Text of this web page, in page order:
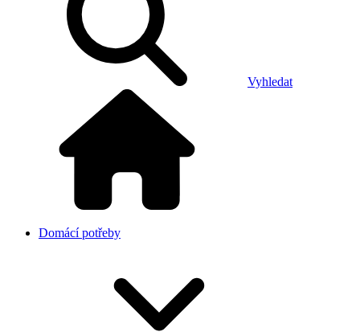
Vyhledat
Domácí potřeby